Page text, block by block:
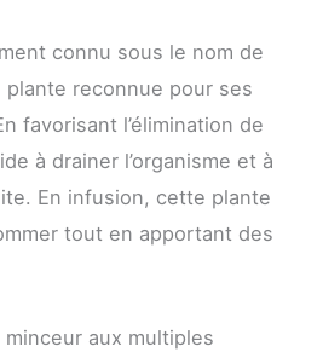
connu sous le nom de
reconnue pour ses
favorisant l’élimination de
à drainer l’organisme et à
En infusion, cette plante
tout en apportant des
aux multiples